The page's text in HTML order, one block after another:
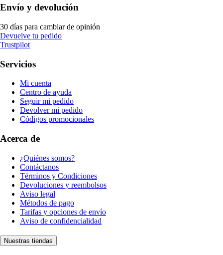
Envío y devolución
30 días para cambiar de opinión
Devuelve tu pedido
Trustpilot
Servicios
Mi cuenta
Centro de ayuda
Seguir mi pedido
Devolver mi pedido
Códigos promocionales
Acerca de
¿Quiénes somos?
Contáctanos
Términos y Condiciones
Devoluciones y reembolsos
Aviso legal
Métodos de pago
Tarifas y opciones de envío
Aviso de confidencialidad
Nuestras tiendas